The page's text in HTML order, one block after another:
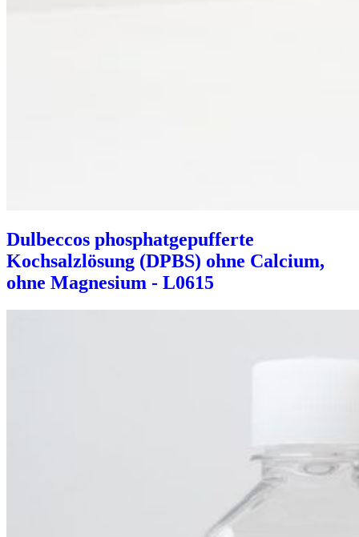
Dulbeccos phosphatgepufferte
Kochsalzlösung (DPBS) ohne Calcium,
ohne Magnesium - L0615